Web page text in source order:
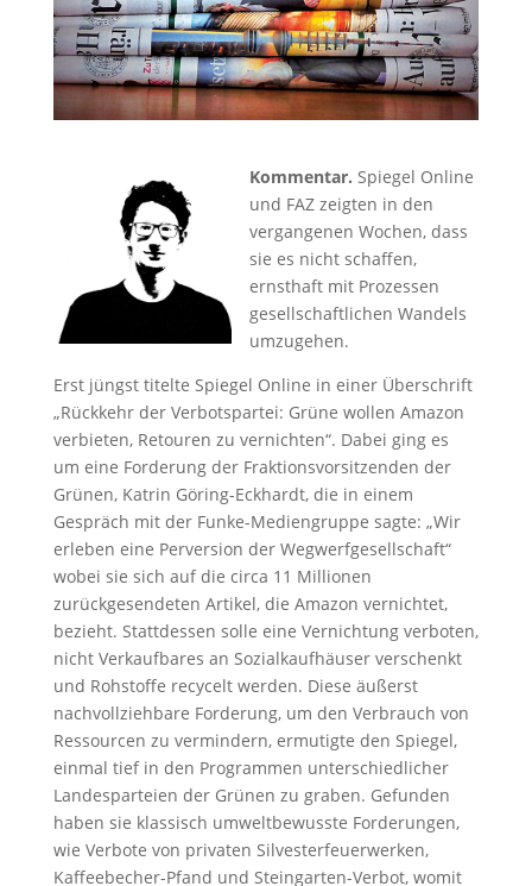
Kommentar. Spiegel Online
und FAZ zeigten in den
vergangenen Wochen, dass
sie es nicht schaffen,
ernsthaft mit Prozessen
gesellschaftlichen Wandels
umzugehen.
Erst jüngst titelte Spiegel Online in einer Überschrift
„Rückkehr der Verbotspartei: Grüne wollen Amazon
verbieten, Retouren zu vernichten“. Dabei ging es
um eine Forderung der Fraktionsvorsitzenden der
Grünen, Katrin Göring-Eckhardt, die in einem
Gespräch mit der Funke-Mediengruppe sagte: „Wir
erleben eine Perversion der Wegwerfgesellschaft“
wobei sie sich auf die circa 11 Millionen
zurückgesendeten Artikel, die Amazon vernichtet,
bezieht. Stattdessen solle eine Vernichtung verboten,
nicht Verkaufbares an Sozialkaufhäuser verschenkt
und Rohstoffe recycelt werden. Diese äußerst
nachvollziehbare Forderung, um den Verbrauch von
Ressourcen zu vermindern, ermutigte den Spiegel,
einmal tief in den Programmen unterschiedlicher
Landesparteien der Grünen zu graben. Gefunden
haben sie klassisch umweltbewusste Forderungen,
wie Verbote von privaten Silvesterfeuerwerken,
Kaffeebecher-Pfand und Steingarten-Verbot, womit